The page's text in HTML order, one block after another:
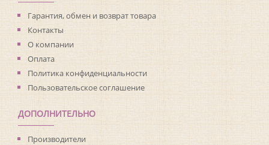
Страна:Нидерланды
Материал основы:
Флизелин
Раппорт:<>
Гарантия, обмен и возврат товара
Контакты
О компании
Оплата
Политика конфиденциальности
Пользовательское соглашение
ДОПОЛНИТЕЛЬНО
Производители